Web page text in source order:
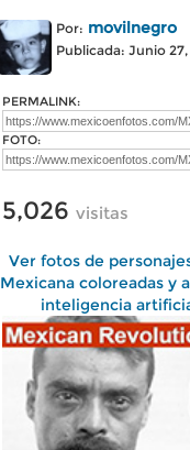
Por: movilnegro
Publicada: Junio
PERMALINK:
FOTO:
5,026 visitas
Ver fotos de
Mexicana coloreadas y
inteligencia